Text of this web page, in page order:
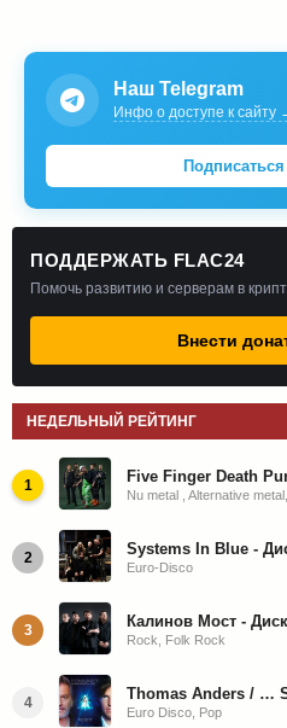
Наш Telegram
Инфо о доступе к сайту
ПОДДЕРЖАТЬ FLAC24
Помочь развитию и серверам в
Внести
НЕДЕЛЬНЫЙ РЕЙТИНГ
1
Nu metal , Alternative
2 Systems In Blue -
Euro-Disco
3 Калинов Мост -
Rock, Folk Rock
4
Euro Disco, Pop